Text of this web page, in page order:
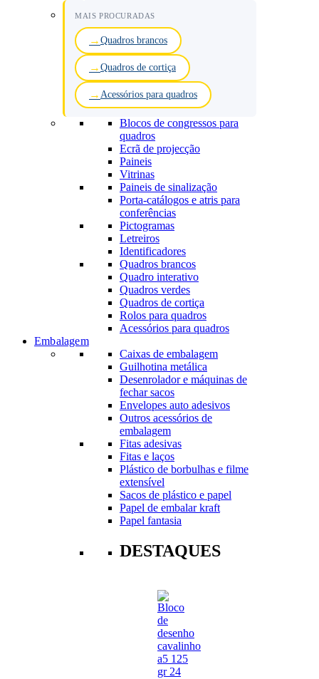
MAIS PROCURADAS
Quadros brancos
Quadros de cortiça
Acessórios para quadros
Blocos de congressos para
quadros
Ecrã de projecção
Paineis
Vitrinas
Paineis de sinalização
Porta-catálogos e atris para
conferências
Pictogramas
Letreiros
Identificadores
Quadros brancos
Quadro interativo
Quadros verdes
Quadros de cortiça
Rolos para quadros
Acessórios para quadros
Embalagem
Caixas de embalagem
Guilhotina metálica
Desenrolador e máquinas de
fechar sacos
Envelopes auto adesivos
Outros acessórios de
embalagem
Fitas adesivas
Fitas e laços
Plástico de borbulhas e filme
extensível
Sacos de plástico e papel
Papel de embalar kraft
Papel fantasia
DESTAQUES